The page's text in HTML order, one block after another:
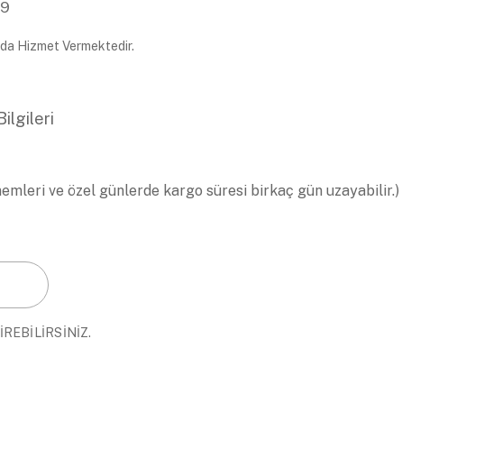
Hizmet Vermektedir.
ve özel günlerde kargo süresi birkaç gün uzayabilir.)